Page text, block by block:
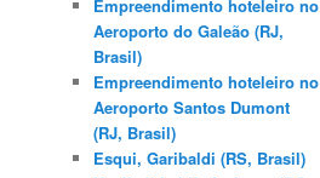
Empreendimento hoteleiro no
Aeroporto do Galeão (RJ,
Brasil)
Empreendimento hoteleiro no
Aeroporto Santos Dumont
(RJ, Brasil)
Esqui, Garibaldi (RS, Brasil)